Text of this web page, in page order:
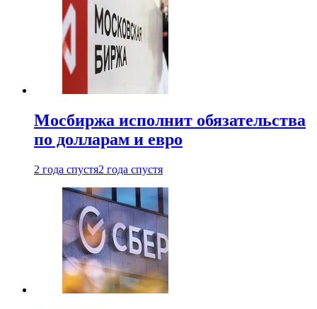
Мосбиржа исполнит обязательства
по долларам и евро
2 года спустя2 года спустя